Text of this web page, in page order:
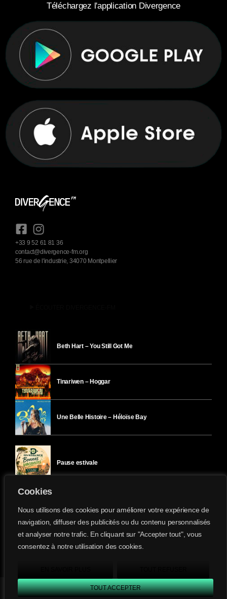
Cookies
Nous utilisons des cookies pour améliorer votre expérience de
navigation, diffuser des publicités ou du contenu personnalisés
et analyser notre trafic. En cliquant sur "Accepter tout", vous
consentez à notre utilisation des cookies.
TOUT ACCEPTER
play_arrow Divergence FM keyboard_arrow_right
Téléchargez l'application Divergence
+33 9 52 61 81 36
contact@divergence-fm.org
56 rue de l'industrie, 34070 Montpellier
Beth Hart – You Still Got Me
Tinariwen – Hoggar
Une Belle Histoire – Héloïse Bay
Pause estivale
Ici l’Ombre – mardi 28 juillet